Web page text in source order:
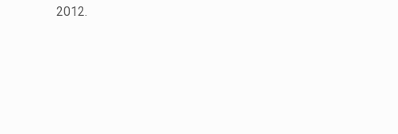
2012.